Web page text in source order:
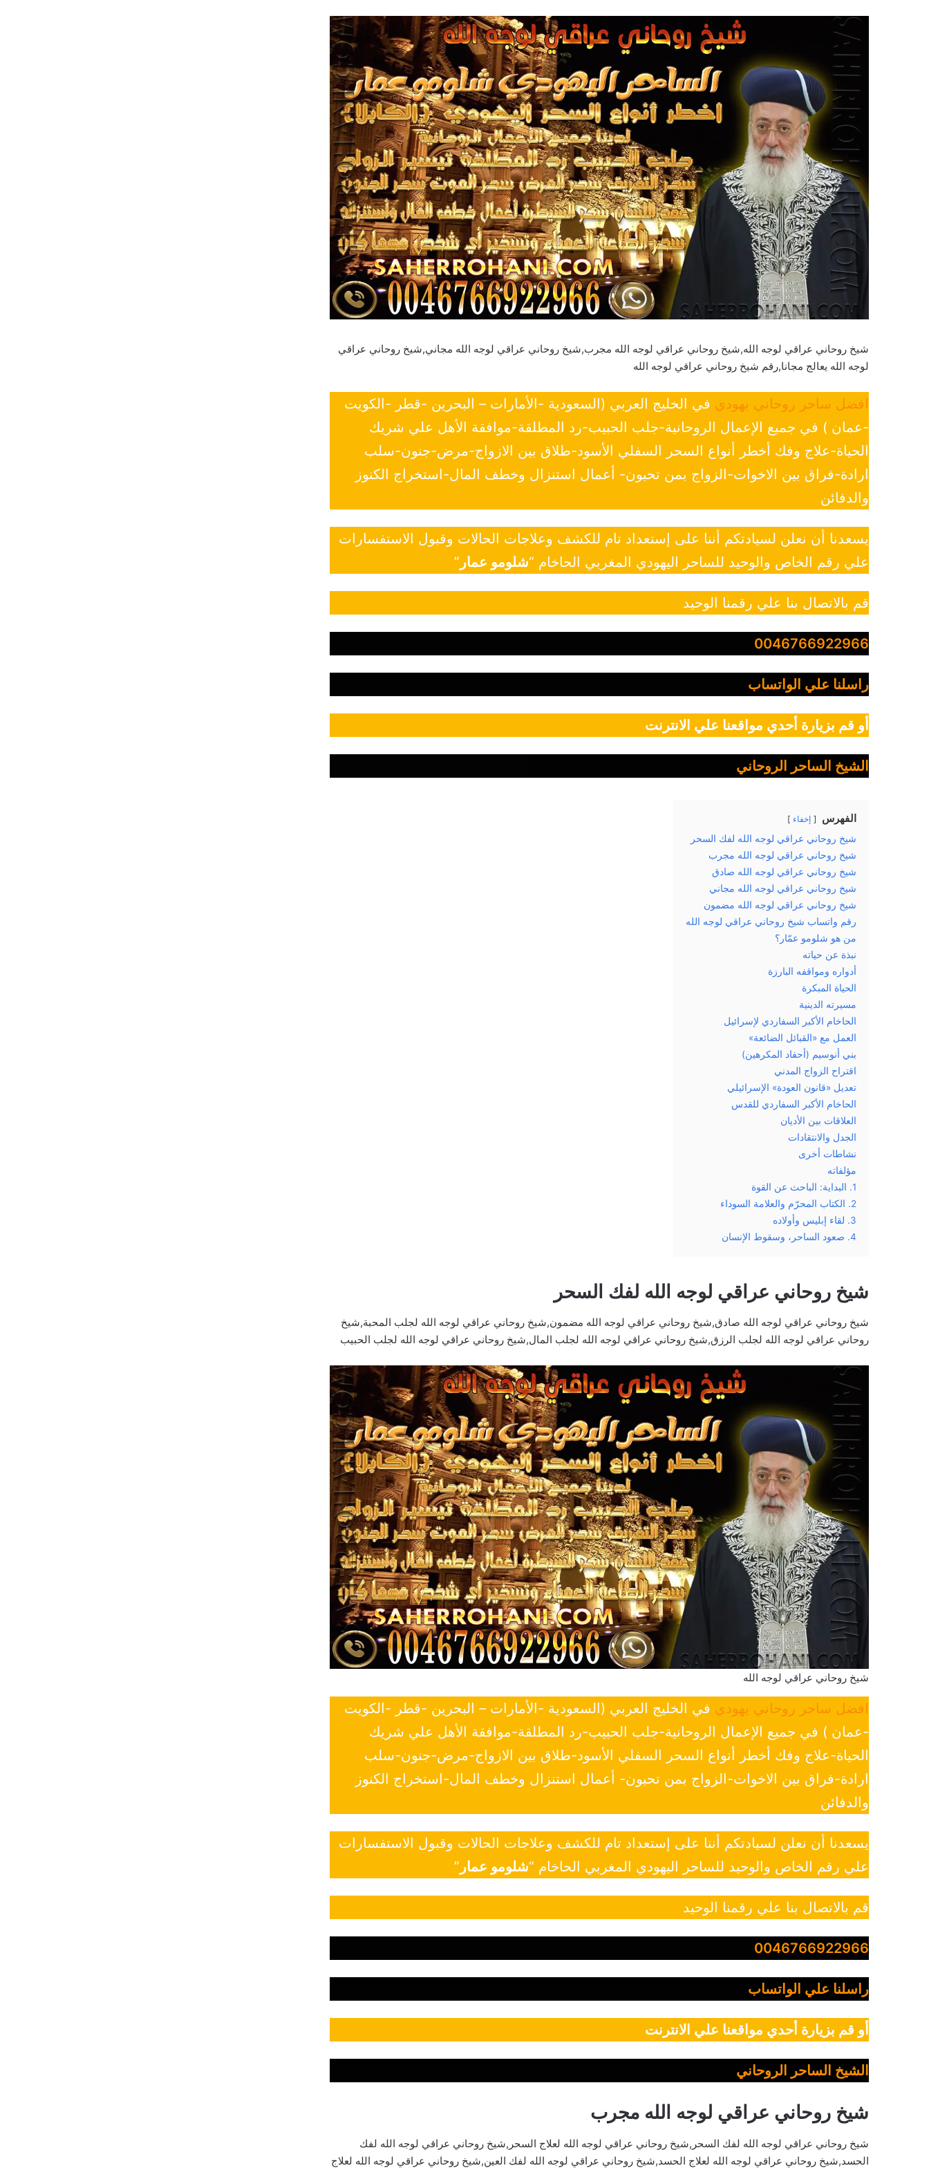
شيخ روحاني عراقي لوجه الله,شيخ روحاني عراقي لوجه الله مجرب,شيخ روحاني عراقي لوجه الله مجاني,شيخ روحاني عراقي
لوجه الله يعالج مجانا,رقم شيخ روحاني عراقي لوجه الله
افضل ساحر روحاني يهودي في الخليج العربي (السعودية -الأمارات – البحرين -قطر -الكويت
-عمان ) في جميع الإعمال الروحانية-جلب الحبيب-رد المطلقة-موافقة الأهل علي شريك
الحياة-علاج وفك أخطر أنواع السحر السفلي الأسود-طلاق بين الازواج-مرض-جنون-سلب
ارادة-فراق بين الاخوات-الزواج بمن تحبون- أعمال استنزال وخطف المال-استخراج الكنوز
والدفائن
يسعدنا أن نعلن لسيادتكم أننا على إستعداد تام للكشف وعلاجات الحالات وقبول الاستفسارات
علي رقم الخاص والوحيد للساحر اليهودي المغربي الحاخام “شلومو عمار ”
قم بالاتصال بنا علي رقمنا الوحيد
0046766922966
راسلنا علي الواتساب
أو قم بزيارة أحدي مواقعنا علي الانترنت
الشيخ الساحر الروحاني
الفهرس إخفاء
شيخ روحاني عراقي لوجه الله لفك السحر
شيخ روحاني عراقي لوجه الله مجرب
شيخ روحاني عراقي لوجه الله صادق
شيخ روحاني عراقي لوجه الله مجاني
شيخ روحاني عراقي لوجه الله مضمون
رقم واتساب شيخ روحاني عراقي لوجه الله
من هو شلومو عمّار؟
نبذة عن حياته
أدواره ومواقفه البارزة
الحياة المبكرة
مسيرته الدينية
الحاخام الأكبر السفاردي لإسرائيل
العمل مع «القبائل الضائعة»
بني أنوسيم (أحفاد المكرهين)
اقتراح الزواج المدني
تعديل «قانون العودة» الإسرائيلي
الحاخام الأكبر السفاردي للقدس
العلاقات بين الأديان
الجدل والانتقادات
نشاطات أخرى
مؤلفاته
1. البداية: الباحث عن القوة
2. الكتاب المحرّم والعلامة السوداء
3. لقاء إبليس وأولاده
4. صعود الساحر، وسقوط الإنسان
شيخ روحاني عراقي لوجه الله لفك السحر
شيخ روحاني عراقي لوجه الله صادق,شيخ روحاني عراقي لوجه الله مضمون,شيخ روحاني عراقي لوجه الله لجلب المحبة,شيخ
روحاني عراقي لوجه الله لجلب الرزق,شيخ روحاني عراقي لوجه الله لجلب المال,شيخ روحاني عراقي لوجه الله لجلب الحبيب
شيخ روحاني عراقي لوجه الله
افضل ساحر روحاني يهودي في الخليج العربي (السعودية -الأمارات – البحرين -قطر -الكويت
-عمان ) في جميع الإعمال الروحانية-جلب الحبيب-رد المطلقة-موافقة الأهل علي شريك
الحياة-علاج وفك أخطر أنواع السحر السفلي الأسود-طلاق بين الازواج-مرض-جنون-سلب
ارادة-فراق بين الاخوات-الزواج بمن تحبون- أعمال استنزال وخطف المال-استخراج الكنوز
والدفائن
يسعدنا أن نعلن لسيادتكم أننا على إستعداد تام للكشف وعلاجات الحالات وقبول الاستفسارات
علي رقم الخاص والوحيد للساحر اليهودي المغربي الحاخام “شلومو عمار ”
قم بالاتصال بنا علي رقمنا الوحيد
0046766922966
راسلنا علي الواتساب
أو قم بزيارة أحدي مواقعنا علي الانترنت
الشيخ الساحر الروحاني
شيخ روحاني عراقي لوجه الله مجرب
شيخ روحاني عراقي لوجه الله لفك السحر,شيخ روحاني عراقي لوجه الله لعلاج السحر,شيخ روحاني عراقي لوجه الله لفك
الحسد,شيخ روحاني عراقي لوجه الله لعلاج الحسد,شيخ روحاني عراقي لوجه الله لفك العين,شيخ روحاني عراقي لوجه الله لعلاج